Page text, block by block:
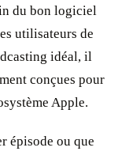
du bon logiciel
utilisateurs de
idéal, il
conçues pour
Apple.
épisode ou que